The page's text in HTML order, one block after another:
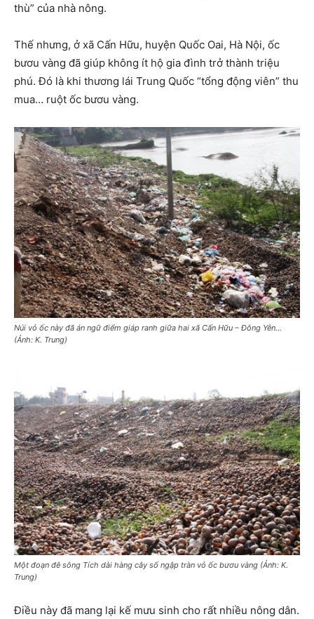
thù” của nhà nông.
Thế nhưng, ở xã Cấn Hữu, huyện Quốc Oai, Hà Nội, ốc
bươu vàng đã giúp không ít hộ gia đình trở thành triệu
phú. Đó là khi thương lái Trung Quốc “tổng động viên” thu
mua… ruột ốc bươu vàng.
Núi vỏ ốc này đã án ngữ điểm giáp ranh giữa hai xã Cấn Hữu – Đông Yên…
(Ảnh: K. Trung)
Một đoạn đê sông Tích dài hàng cây số ngập tràn vỏ ốc bươu vàng (Ảnh: K.
Trung)
Điều này đã mang lại kế mưu sinh cho rất nhiều nông dân.